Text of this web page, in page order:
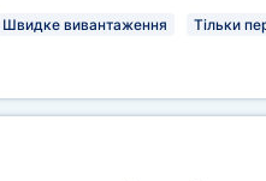
Швидке вивантаження Тільки